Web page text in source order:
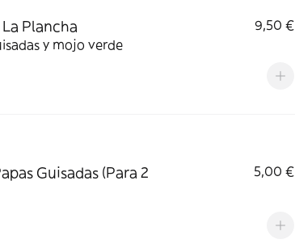
Plancha
9,50 €
y mojo verde
Guisadas (Para 2
5,00 €